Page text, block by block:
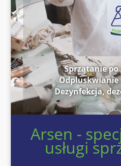
Sprzątanie po
Odpluskwianie
Dezynfekcja,
Arsen -
usługi